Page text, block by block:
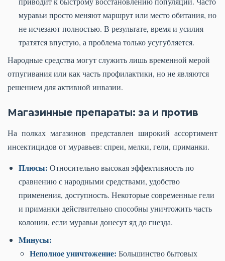
муравьи просто меняют маршрут или место обитания, но
не исчезают полностью. В результате, время и усилия
тратятся впустую, а проблема только усугубляется.
Народные средства могут служить лишь временной мерой
отпугивания или как часть профилактики, но не являются
решением для активной инвазии.
Магазинные препараты: за и против
На полках магазинов представлен широкий ассортимент
инсектицидов от муравьев: спреи, мелки, гели, приманки.
Плюсы: Относительно высокая эффективность по
сравнению с народными средствами, удобство
применения, доступность. Некоторые современные гели
и приманки действительно способны уничтожить часть
колонии, если муравьи донесут яд до гнезда.
Минусы:
Неполное уничтожение: Большинство бытовых